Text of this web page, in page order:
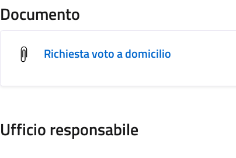
Documento
Richiesta voto a domicilio
Ufficio responsabile